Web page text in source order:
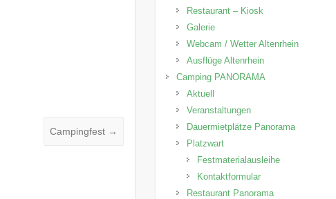
Campingfest →
Restaurant – Kiosk
Galerie
Webcam / Wetter Altenrhein
Ausflüge Altenrhein
Camping PANORAMA
Aktuell
Veranstaltungen
Dauermietplätze Panorama
Platzwart
Festmaterialausleihe
Kontaktformular
Restaurant Panorama